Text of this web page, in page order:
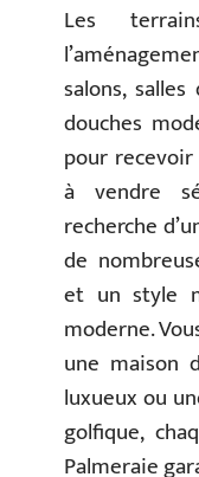
Les
salons,
douches
pour
à vendre
recherche
de
et un style
moderne.
une maison
luxueux ou
golfique,
Palmeraie